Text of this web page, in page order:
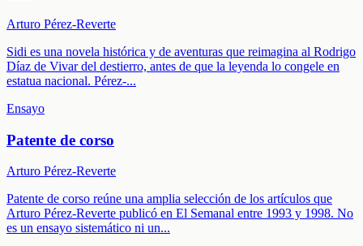
Arturo Pérez-Reverte
Sidi es una novela histórica y de aventuras que reimagina al Rodrigo
Díaz de Vivar del destierro, antes de que la leyenda lo congele en
estatua nacional. Pérez-...
Ensayo
Patente de corso
Arturo Pérez-Reverte
Patente de corso reúne una amplia selección de los artículos que
Arturo Pérez-Reverte publicó en El Semanal entre 1993 y 1998. No
es un ensayo sistemático ni un...